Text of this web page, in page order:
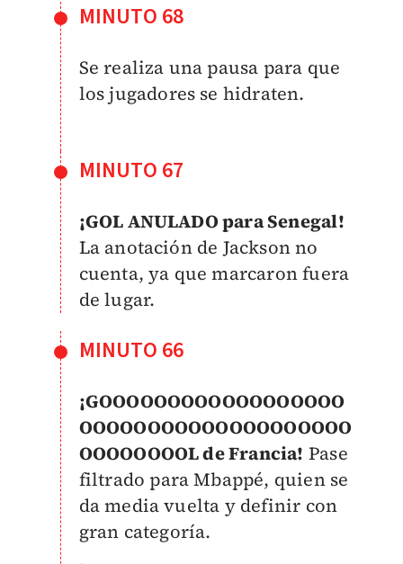
MINUTO 68
Se realiza una pausa para que
los jugadores se hidraten.
MINUTO 67
¡GOL ANULADO para Senegal!
La anotación de Jackson no
cuenta, ya que marcaron fuera
de lugar.
MINUTO 66
¡GOOOOOOOOOOOOOOOOOO
OOOOOOOOOOOOOOOOOOOO
OOOOOOOOL de Francia! Pase
filtrado para Mbappé, quien se
da media vuelta y definir con
gran categoría.